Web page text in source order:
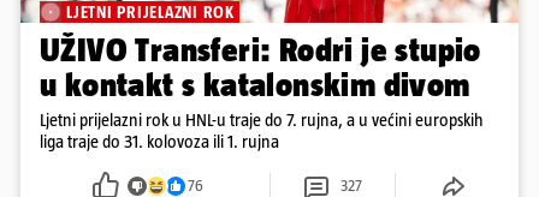
LJETNI PRIJELAZNI ROK
UŽIVO Transferi: Rodri je stupio
u kontakt s katalonskim divom
Ljetni prijelazni rok u HNL-u traje do 7. rujna, a u većini europskih
liga traje do 31. kolovoza ili 1. rujna
76 327